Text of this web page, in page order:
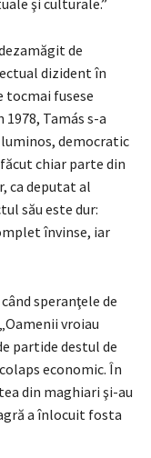
de
dizident în
tocmai fusese
Tamás s-a
democratic
chiar parte din
ca deputat al
său este dur:
învinse, iar
speranţele de
vroiau
partide destul de
economic. În
din maghiari şi-au
a înlocuit fosta